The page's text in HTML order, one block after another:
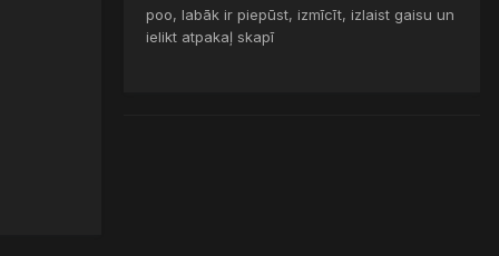
poo, labāk ir piepūst, izmīcīt, izlaist gaisu un
ielikt atpakaļ skapī